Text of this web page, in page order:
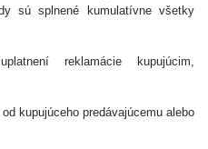
sú splnené kumulatívne všetky
reklamácie kupujúcim,
kupujúceho predávajúcemu alebo